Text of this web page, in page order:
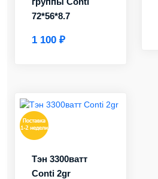
72*56*8.7
1 100 ₽
Тэн 3300ватт
Conti 2gr